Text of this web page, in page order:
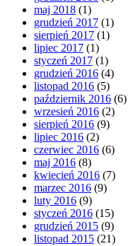
maj 2018 (1)
grudzień 2017 (1)
sierpień 2017 (1)
lipiec 2017 (1)
styczeń 2017 (1)
grudzień 2016 (4)
listopad 2016 (5)
październik 2016 (6)
wrzesień 2016 (2)
sierpień 2016 (9)
lipiec 2016 (2)
czerwiec 2016 (6)
maj 2016 (8)
kwiecień 2016 (7)
marzec 2016 (9)
luty 2016 (9)
styczeń 2016 (15)
grudzień 2015 (9)
listopad 2015 (21)